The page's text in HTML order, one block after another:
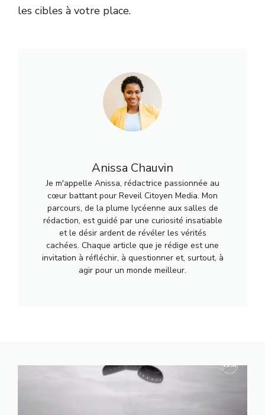
les cibles à votre place.
Anissa Chauvin
Je m'appelle Anissa, rédactrice passionnée au
cœur battant pour Reveil Citoyen Media. Mon
parcours, de la plume lycéenne aux salles de
rédaction, est guidé par une curiosité insatiable
et le désir ardent de révéler les vérités
cachées. Chaque article que je rédige est une
invitation à réfléchir, à questionner et, surtout, à
agir pour un monde meilleur.